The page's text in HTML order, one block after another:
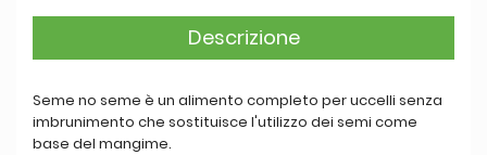
Descrizione
Seme no seme è un alimento completo per uccelli senza
imbrunimento che sostituisce l'utilizzo dei semi come
base del mangime.